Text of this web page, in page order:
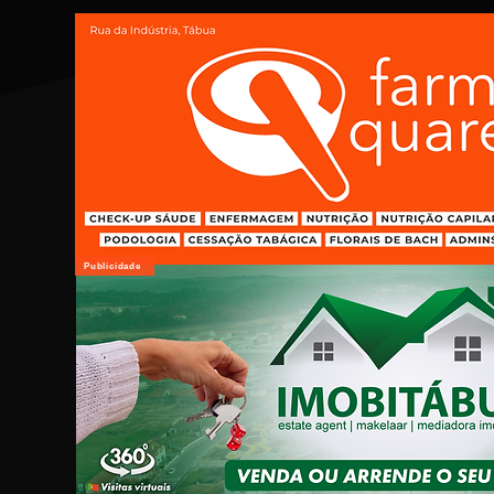
Publicidade